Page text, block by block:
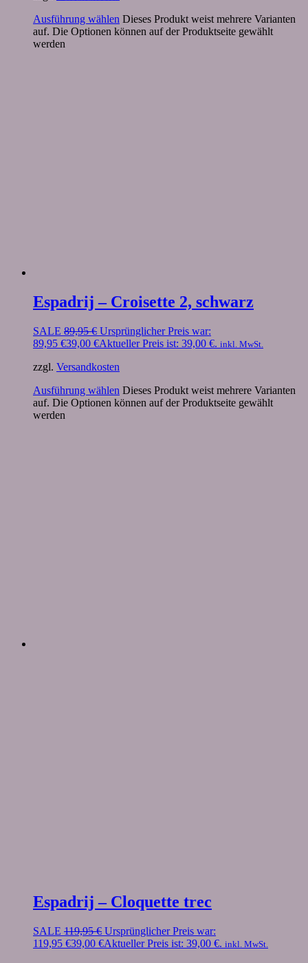
Ausführung wählen Dieses Produkt weist mehrere Varianten
auf. Die Optionen können auf der Produktseite gewählt
werden
Espadrij – Croisette 2, schwarz
SALE 89,95€ Ursprünglicher Preis war:
89,95 €39,00 €Aktueller Preis ist: 39,00 €. inkl. MwSt.
zzgl. Versandkosten
Ausführung wählen Dieses Produkt weist mehrere Varianten
auf. Die Optionen können auf der Produktseite gewählt
werden
Espadrij – Cloquette trec
SALE 119,95€ Ursprünglicher Preis war:
119,95 €39,00 €Aktueller Preis ist: 39,00 €. inkl. MwSt.